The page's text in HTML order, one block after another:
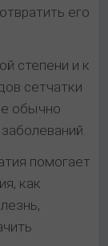
его
степени и к
сетчатки
обычно
помогает
как